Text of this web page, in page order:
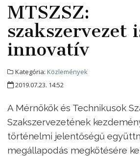
MTSZSZ:
szakszervezet
innovatív
Kategória: Közlemények
2019.07.23. 14:52
A Mérnökök és Technikusok
Szakszervezetének
történelmi jelentőségű
megállapodás megkötésére